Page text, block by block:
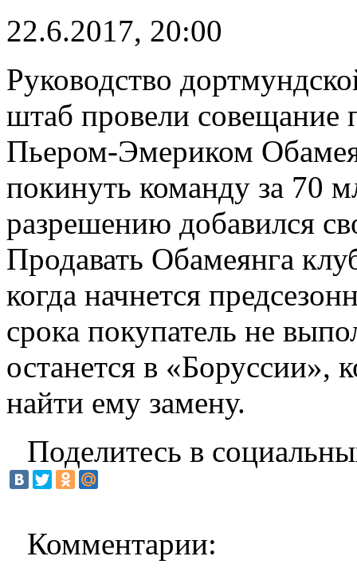
22.6.2017, 20:00
Руководство
штаб провели
Пьером-Эмериком
покинуть команду за 70
разрешению добавился
Продавать Обамеянга
когда начнется
срока покупатель не
останется в «Боруссии»,
найти ему замену.
Поделитесь в
Комментарии: